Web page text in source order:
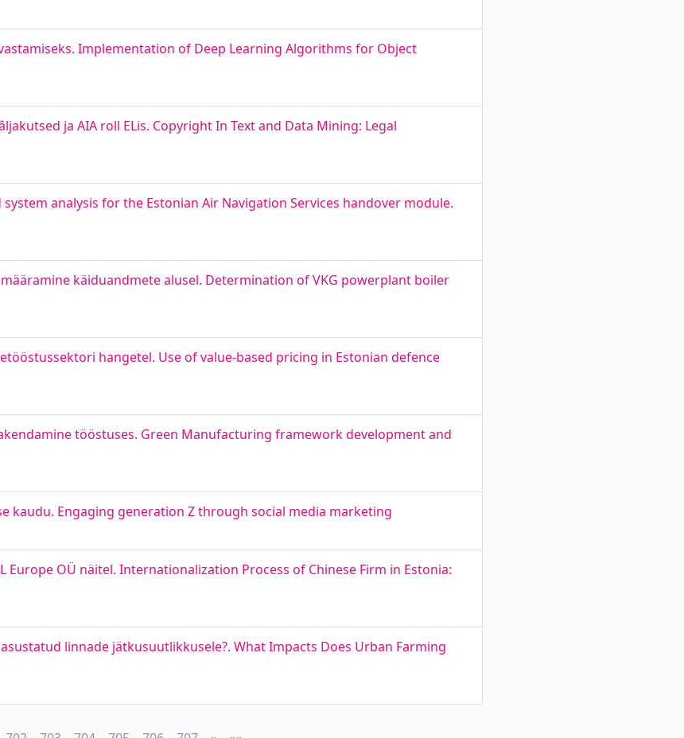
Implementation of Deep Learning Algorithms for Object
ja AIA roll ELis. Copyright In Text and Data Mining: Legal
analysis for the Estonian Air Navigation Services handover module.
käiduandmete alusel. Determination of VKG powerplant boiler
hangetel. Use of value-based pricing in Estonian defence
tööstuses. Green Manufacturing framework development and
kaudu. Engaging generation Z through social media marketing
Europe OÜ näitel. Internationalization Process of Chinese Firm in Estonia:
linnade jätkusuutlikkusele?. What Impacts Does Urban Farming